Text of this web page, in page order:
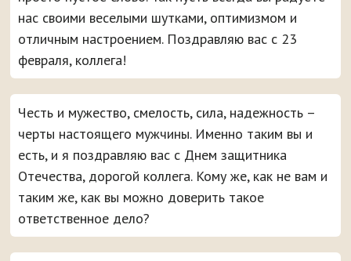
нас своими веселыми шутками, оптимизмом и
отличным настроением. Поздравляю вас с 23
февраля, коллега!
Честь и мужество, смелость, сила, надежность –
черты настоящего мужчины. Именно таким вы и
есть, и я поздравляю вас с Днем защитника
Отечества, дорогой коллега. Кому же, как не вам и
таким же, как вы можно доверить такое
ответственное дело?